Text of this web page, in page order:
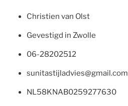
Christien van Olst
Gevestigd in Zwolle
06-28202512
sunitastijladvies@gmail.com
NL58KNAB0259277630